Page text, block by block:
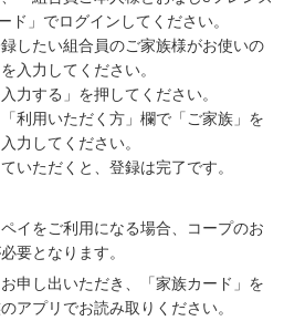
」でログインしてください。
したい組合員のご家族様がお使いの
入力してください。
力する」を押してください。
利用いただく方」欄で「ご家族」を
力してください。
いただくと、登録は完了です。
イをご利用になる場合、コープのお
要となります。
申し出いただき、「家族カード」を
アプリでお読み取りください。